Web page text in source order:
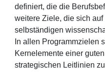
definiert, die die
weitere Ziele, die sich
selbständigen
In allen Programmzielen
Kernelemente einer
strategischen Leitlinien